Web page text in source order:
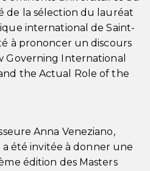
de la sélection du lauréat
international de Saint-
à prononcer un discours
Governing International
the Actual Role of the
Anna Veneziano,
a été invitée à donner une
édition des Masters